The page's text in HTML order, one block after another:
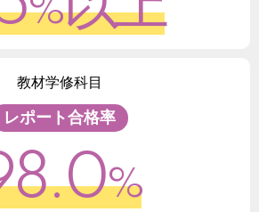
%
教材学修科目
レポート合格率
%